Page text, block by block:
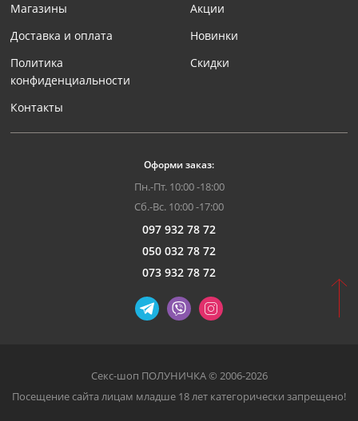
Магазины
Доставка и оплата
Политика
конфиденциальности
Контакты
Акции
Новинки
Скидки
Оформи заказ:
Пн.-Пт. 10:00 -18:00
Сб.-Вс. 10:00 -17:00
097 932 78 72
050 032 78 72
073 932 78 72
Секс-шоп ПОЛУНИЧКА © 2006-2026
Посещение сайта лицам младше 18 лет категорически запрещено!